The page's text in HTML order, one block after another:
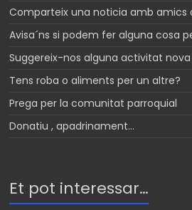
Comparteix una noticia amb amics
Avisa´ns si podem fer alguna cosa
Suggereix-nos alguna activitat nova
Tens roba o aliments per un altre?
Prega per la comunitat parroquial
Donatiu , apadrinament…
Et pot interessar…